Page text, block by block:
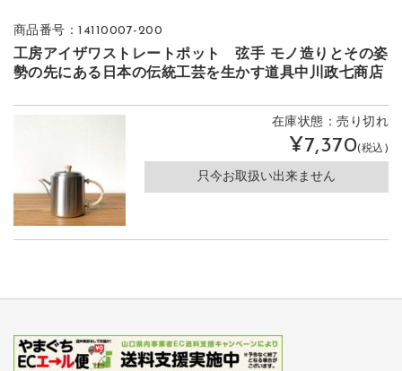
商品番号：14110007-200
工房アイザワストレートポット 弦手 モノ造りとその姿
勢の先にある日本の伝統工芸を生かす道具中川政七商店
在庫状態：売り切れ
¥7,370(税込)
只今お取扱い出来ません